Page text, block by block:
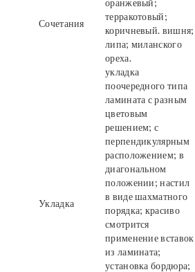
Сочетания
оранжевый;
терракотовый;
коричневый. вишня;
липа; миланского
ореха.
Укладка
укладка
поочередного типа
ламината с разным
цветовым
решением; с
перпендикулярным
расположением; в
диагональном
положении; настил
в виде шахматного
порядка; красиво
смотрится
применение вставок
из ламината;
установка бордюра;